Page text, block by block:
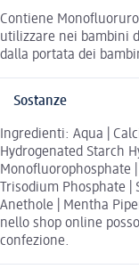
Contiene
utilizzare nei bambini
dalla portata dei
Sostanze
Ingredienti: Aqua |
Hydrogenated Starch
Monofluorophosphate |
Trisodium Phosphate |
Anethole | Mentha
nello shop online
confezione.